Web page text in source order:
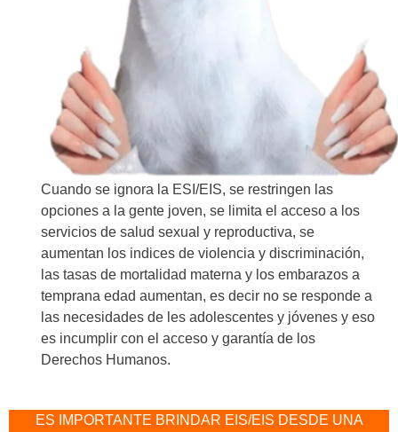
Cuando se ignora la ESI/EIS, se restringen las
opciones a la gente joven, se limita el acceso a los
servicios de salud sexual y reproductiva, se
aumentan los indices de violencia y discriminación,
las tasas de mortalidad materna y los embarazos a
temprana edad aumentan, es decir no se responde a
las necesidades de les adolescentes y jóvenes y eso
es incumplir con el acceso y garantía de los
Derechos Humanos.
ES IMPORTANTE BRINDAR EIS/EIS DESDE UNA